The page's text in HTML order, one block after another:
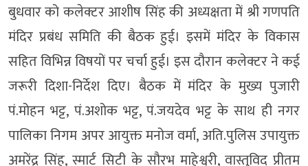
बुधवार को कलेक्टर आशीष सिंह की अध्यक्षता में श्री गणपति
मंदिर प्रबंध समिति की बैठक हुई। इसमें मंदिर के विकास
सहित विभिन्न विषयों पर चर्चा हुई। इस दौरान कलेक्टर ने कई
जरूरी दिशा-निर्देश दिए। बैठक में मंदिर के मुख्य पुजारी
पं.मोहन भट्ट, पं.अशोक भट्ट, पं.जयदेव भट्ट के साथ ही नगर
पालिका निगम अपर आयुक्त मनोज वर्मा, अति.पुलिस उपायुक्त
अमरेंद्र सिंह, स्मार्ट सिटी के सौरभ माहेश्वरी, वास्तुविद प्रीतम